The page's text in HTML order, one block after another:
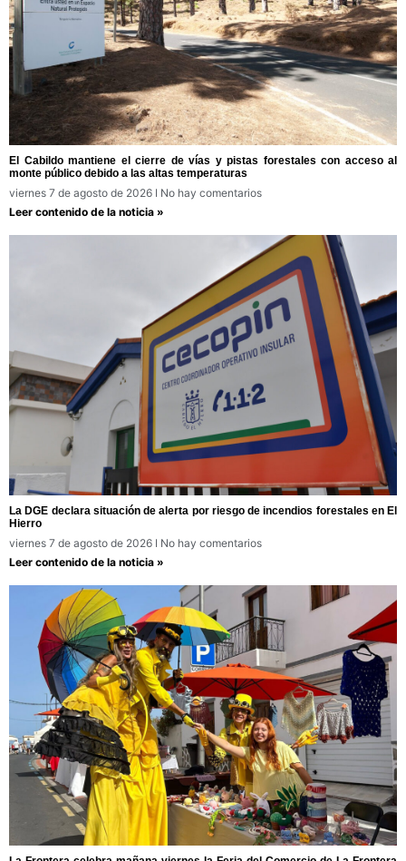
El Cabildo mantiene el cierre de vías y pistas forestales con acceso al
monte público debido a las altas temperaturas
viernes 7 de agosto de 2026
No hay comentarios
Leer contenido de la noticia »
La DGE declara situación de alerta por riesgo de incendios forestales en El
Hierro
viernes 7 de agosto de 2026
No hay comentarios
Leer contenido de la noticia »